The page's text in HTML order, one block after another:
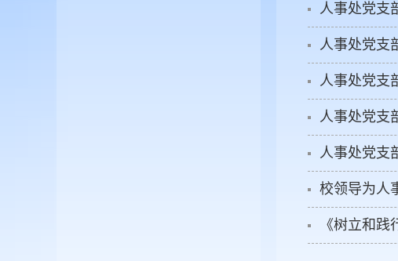
人事处党支
人事处党支
人事处党支
人事处党支
人事处党支
校领导为人
《树立和